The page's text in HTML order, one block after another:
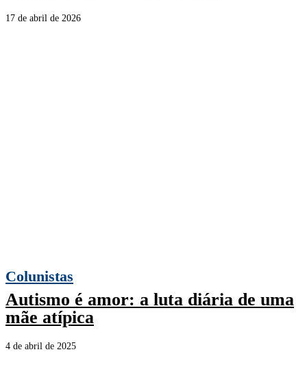
17 de abril de 2026
Colunistas
Autismo é amor: a luta diária de uma
mãe atípica
4 de abril de 2025